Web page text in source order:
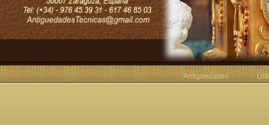
Antigüedades